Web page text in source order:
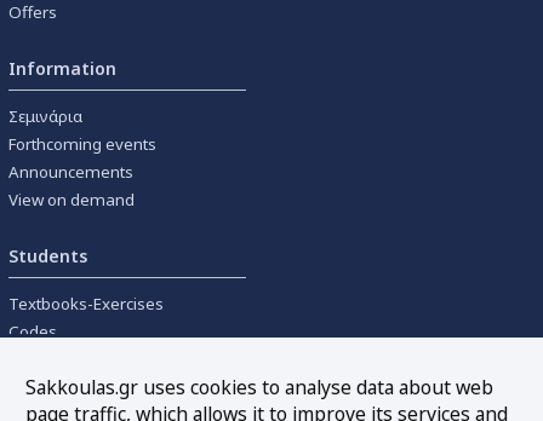
Offers
Information
Σεμινάρια
Forthcoming events
Announcements
View on demand
Students
Textbooks-Exercises
Codes
Tools
Sakkoulas.gr uses cookies to analyse data about web
page traffic, which allows it to improve its services and